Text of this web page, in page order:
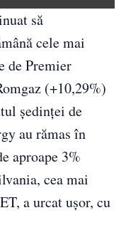
să
cele mai
de Premier
(+10,29%)
ședinței de
au rămas în
aproape 3%
cea mai
a urcat ușor, cu